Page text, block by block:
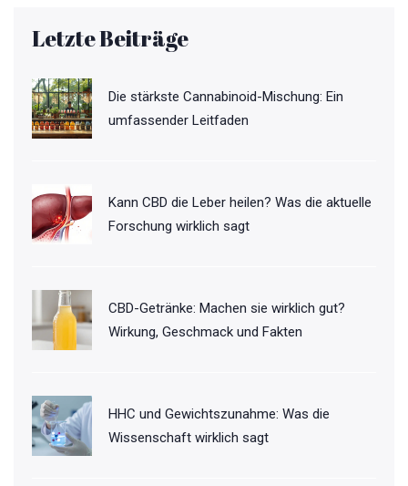
Letzte Beiträge
Die stärkste Cannabinoid-Mischung: Ein
umfassender Leitfaden
Kann CBD die Leber heilen? Was die aktuelle
Forschung wirklich sagt
CBD-Getränke: Machen sie wirklich gut?
Wirkung, Geschmack und Fakten
HHC und Gewichtszunahme: Was die
Wissenschaft wirklich sagt